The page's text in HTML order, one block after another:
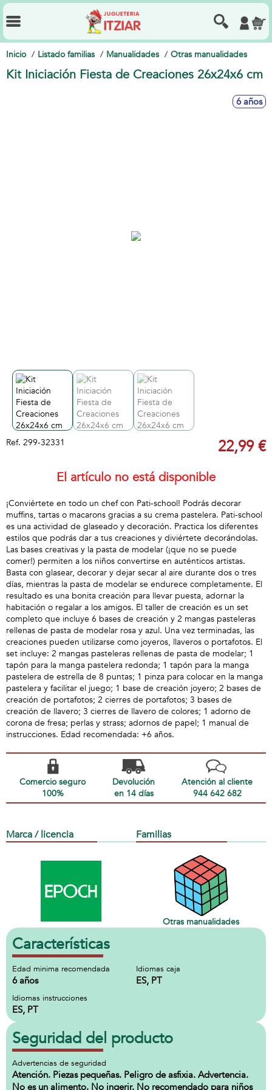
Inicio Listado familias Manualidades Otras manualidades
Kit Iniciación Fiesta de Creaciones 26x24x6 cm
6 años
Ref. 299-32331 22,99 €
El artículo no está disponible
¡Conviértete en todo un chef con Pati-school! Podrás decorar
muffins, tartas o macarons gracias a su crema pastelera. Pati-school
es una actividad de glaseado y decoración. Practica los diferentes
estilos que podrás dar a tus creaciones y diviértete decorándolas.
Las bases creativas y la pasta de modelar (¡que no se puede
comer!) permiten a los niños convertirse en auténticos artistas.
Basta con glasear, decorar y dejar secar al aire durante dos o tres
días, mientras la pasta de modelar se endurece completamente. El
resultado es una bonita creación para llevar puesta, adornar la
habitación o regalar a los amigos. El taller de creación es un set
completo que incluye 6 bases de creación y 2 mangas pasteleras
rellenas de pasta de modelar rosa y azul. Una vez terminadas, las
creaciones pueden utilizarse como joyeros, llaveros o portafotos. El
set incluye: 2 mangas pasteleras rellenas de pasta de modelar; 1
tapón para la manga pastelera redonda; 1 tapón para la manga
pastelera de estrella de 8 puntas; 1 pinza para colocar en la manga
pastelera y facilitar el juego; 1 base de creación joyero; 2 bases de
creación de portafotos; 2 cierres de portafotos; 3 bases de
creación de llavero; 3 cierres de llavero de colores; 1 adorno de
corona de fresa; perlas y strass; adornos de papel; 1 manual de
instrucciones. Edad recomendada: +6 años.
Comercio seguro
100%
Devolución
en 14 días
Atención al cliente
944 642 682
Marca / licencia Familias
Otras manualidades
Características
Edad minima recomendada
6 años
Idiomas caja
ES, PT
Idiomas instrucciones
ES, PT
Seguridad del producto
Advertencias de seguridad
Atención. Piezas pequeñas. Peligro de asfixia. Advertencia.
No es un alimento. No ingerir. No recomendado para niños